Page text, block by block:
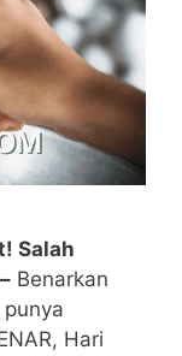
Salah
Benarkan
Hari